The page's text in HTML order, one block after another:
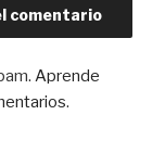
Aprende
.